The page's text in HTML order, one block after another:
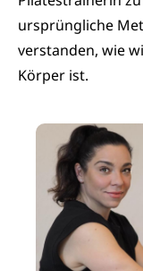
ursprüngliche
verstanden, wie
Körper ist.